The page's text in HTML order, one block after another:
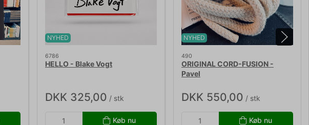
NYHED
6786
HELLO - Blake Vogt
DKK 325,00 / stk
Køb nu
NYHED
490
ORIGINAL CORD-FUSION -
Pavel
DKK 550,00 / stk
Køb nu